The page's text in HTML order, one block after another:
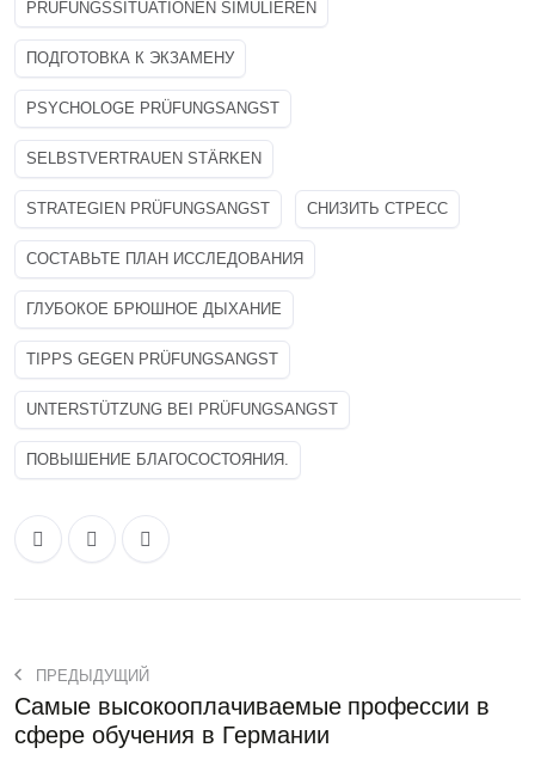
PRÜFUNGSSITUATIONEN SIMULIEREN
ПОДГОТОВКА К ЭКЗАМЕНУ
PSYCHOLOGE PRÜFUNGSANGST
SELBSTVERTRAUEN STÄRKEN
STRATEGIEN PRÜFUNGSANGST СНИЗИТЬ СТРЕСС
СОСТАВЬТЕ ПЛАН ИССЛЕДОВАНИЯ
ГЛУБОКОЕ БРЮШНОЕ ДЫХАНИЕ
TIPPS GEGEN PRÜFUNGSANGST
UNTERSTÜTZUNG BEI PRÜFUNGSANGST
ПОВЫШЕНИЕ БЛАГОСОСТОЯНИЯ.
ПРЕДЫДУЩИЙ
Самые высокооплачиваемые профессии в
сфере обучения в Германии